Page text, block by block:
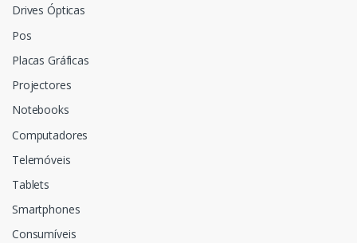
Drives Ópticas
Pos
Placas Gráficas
Projectores
Notebooks
Computadores
Telemóveis
Tablets
Smartphones
Consumíveis